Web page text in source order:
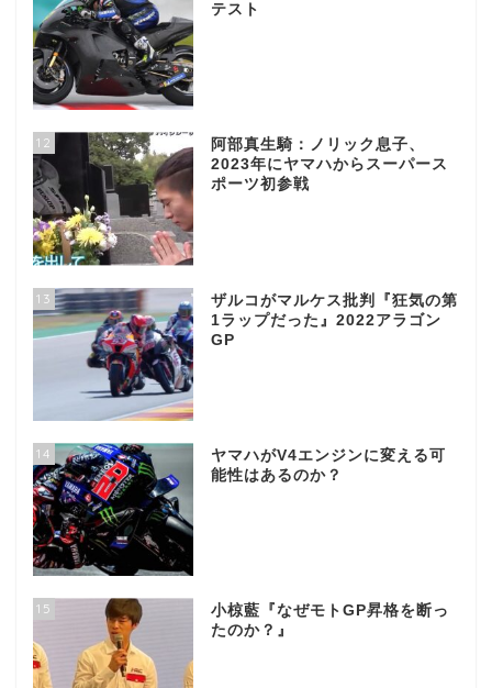
テスト
12
阿部真生騎：ノリック息子、
2023年にヤマハからスーパース
ポーツ初参戦
13
ザルコがマルケス批判『狂気の第
1ラップだった』2022アラゴン
GP
14
ヤマハがV4エンジンに変える可
能性はあるのか？
15
小椋藍『なぜモトGP昇格を断っ
たのか？』